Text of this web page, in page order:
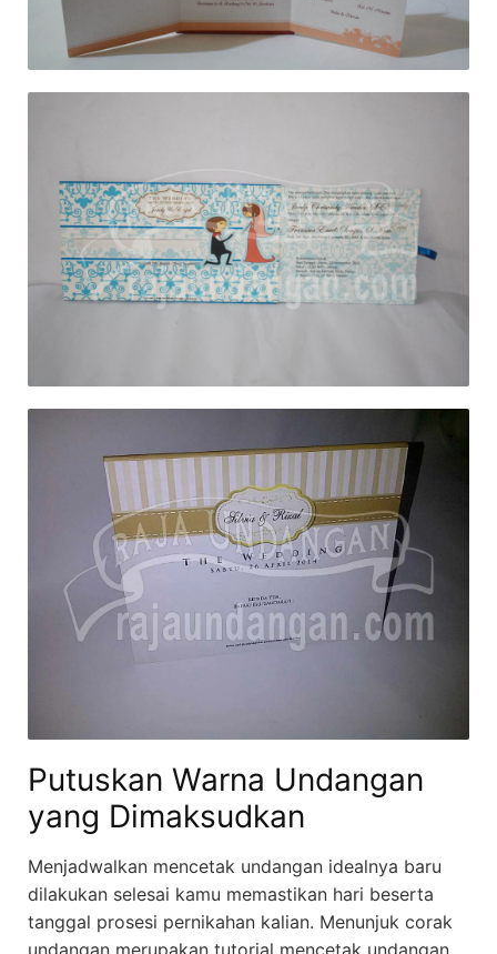
Putuskan Warna Undangan
yang Dimaksudkan
Menjadwalkan mencetak undangan idealnya baru
dilakukan selesai kamu memastikan hari beserta
tanggal prosesi pernikahan kalian. Menunjuk corak